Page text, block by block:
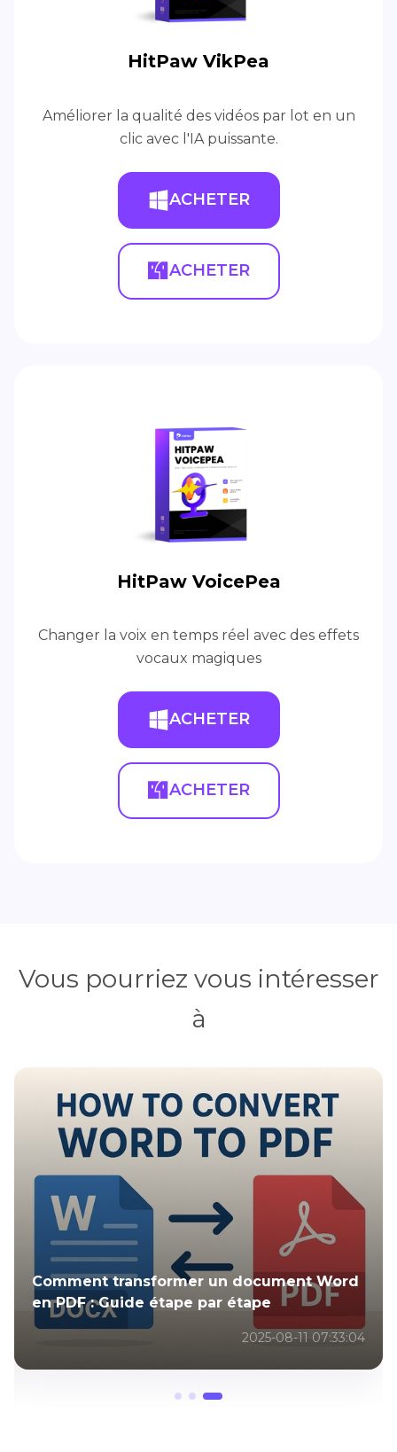
HitPaw VikPea
Améliorer la qualité des vidéos par lot en un
clic avec l'IA puissante.
ACHETER
ACHETER
HitPaw VoicePea
Changer la voix en temps réel avec des effets
vocaux magiques
ACHETER
ACHETER
Vous pourriez vous intéresser
à
Comment transformer un document Word
en PDF : Guide étape par étape
2025-08-11 07:33:04